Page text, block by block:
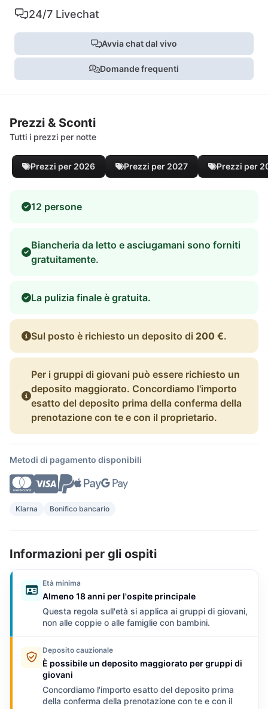
24/7 Livechat
Avvia chat dal vivo
Domande frequenti
Prezzi & Sconti
Tutti i prezzi per notte
Prezzi per 2026 Prezzi per 2027 Prezzi per
12 persone
Biancheria da letto e asciugamani sono forniti
gratuitamente.
La pulizia finale è gratuita.
Sul posto è richiesto un deposito di 200 €.
Per i gruppi di giovani può essere richiesto un
deposito maggiorato. Concordiamo l'importo
esatto del deposito prima della conferma della
prenotazione con te e con il proprietario.
Metodi di pagamento disponibili
Klarna Bonifico bancario
Informazioni per gli ospiti
Età minima
Almeno 18 anni per l'ospite principale
Questa regola sull'età si applica ai gruppi di giovani,
non alle coppie o alle famiglie con bambini.
Deposito cauzionale
È possibile un deposito maggiorato per gruppi di
giovani
Concordiamo l'importo esatto del deposito prima
della conferma della prenotazione con te e con il